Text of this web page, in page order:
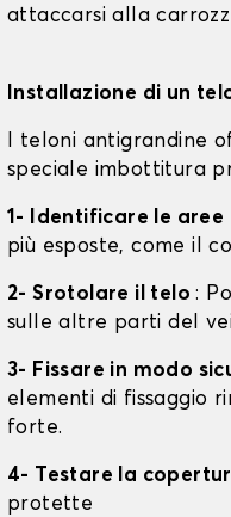
attaccarsi alla
Installazione di un
I teloni antigrandine
speciale imbottitura
1- Identificare le
più esposte, come il
2- Srotolare il telo:
sulle altre parti del
3- Fissare in modo
elementi di fissaggio
forte.
4- Testare la
protette